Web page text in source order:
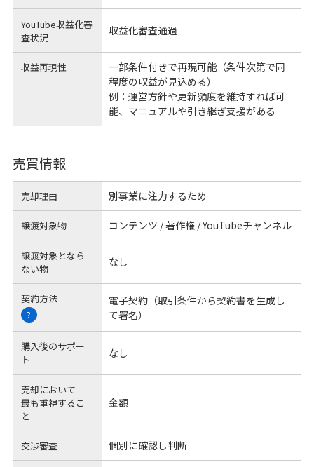
YouTube収益化審
査状況
収益化審査通過
収益再現性
一部条件付きで再現可能（条件次第で同
程度の収益が見込める）
例：運営方針や更新頻度を維持すれば可
能、マニュアルや引き継ぎ支援がある
売買情報
売却理由 別事業に注力するため
譲渡対象物 コンテンツ / 著作権 / YouTubeチャンネル
譲渡対象となら
ない物
なし
契約方法
?
電子契約（取引条件から契約書を生成し
て署名）
購入後のサポー
ト
なし
売却において
最も重視するこ
と
金額
交渉審査 個別に確認し判断